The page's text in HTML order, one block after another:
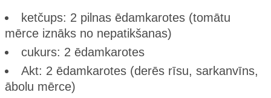
ketčups: 2 pilnas ēdamkarotes (tomātu
mērce iznāks no nepatikšanas)
cukurs: 2 ēdamkarotes
Akt: 2 ēdamkarotes (derēs rīsu, sarkanvīns,
ābolu mērce)